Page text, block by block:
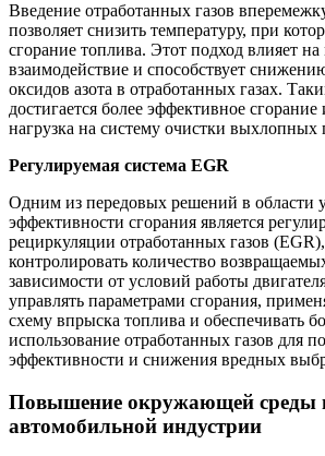
Введение отработанных газов
позволяет снизить температуру, при
сгорание топлива. Этот подход влияет
взаимодействие и способствует
оксидов азота в отработанных газах.
достигается более эффективное сгорание
нагрузка на систему очистки выхлопных
Регулируемая система EGR
Одним из передовых решений в области
эффективности сгорания является
рециркуляции отработанных газов (EGR),
контролировать количество
зависимости от условий работы
управлять параметрами сгорания,
схему впрыска топлива и обеспечивать
использование отработанных газов для
эффективности и снижения вредных
Повышение окружающей среды
автомобильной индустрии